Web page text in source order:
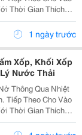
Thời Gian Thích
Gọi Là Mốp Xốp
Từ Hạt Được Kíc
1 ngày trước
Xốp, Khối Xốp
Nước Thải
Thông Qua Nhiệt
Tiếp Theo Cho Vào
Thời Gian Thích
Gọi Là Mốp Xốp
Từ Hạt Được Kíc